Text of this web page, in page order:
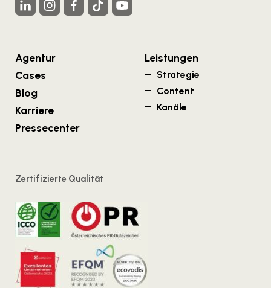
Agentur
Cases
Blog
Karriere
Pressecenter
Leistungen
Strategie
Content
Kanäle
Zertifizierte Qualität